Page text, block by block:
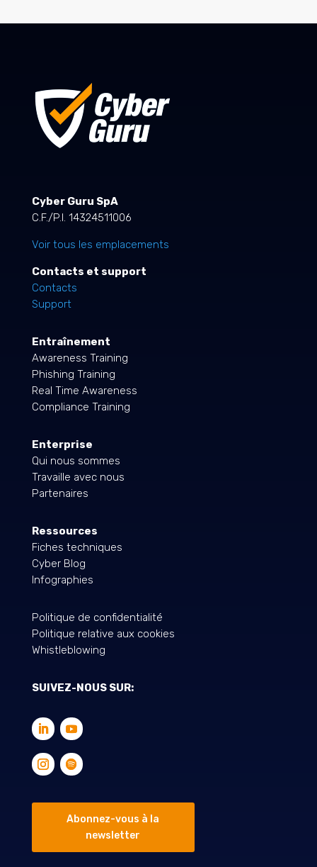
Cyber Guru SpA
C.F./P.I. 14324511006
Voir tous les emplacements
Contacts et support
Contacts
Support
Entraînement
Awareness Training
Phishing Training
Real Time Awareness
Compliance Training
Enterprise
Qui nous sommes
Travaille avec nous
Partenaires
Ressources
Fiches techniques
Cyber Blog
Infographies
Politique de confidentialité
Politique relative aux cookies
Whistleblowing
SUIVEZ-NOUS SUR:
Abonnez-vous à la
newsletter